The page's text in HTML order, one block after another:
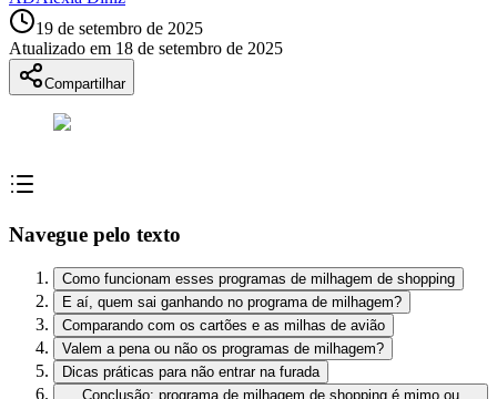
19 de setembro de 2025
Atualizado em 18 de setembro de 2025
Compartilhar
Navegue pelo texto
Como funcionam esses programas de milhagem de shopping
E aí, quem sai ganhando no programa de milhagem?
Comparando com os cartões e as milhas de avião
Valem a pena ou não os programas de milhagem?
Dicas práticas para não entrar na furada
Conclusão: programa de milhagem de shopping é mimo ou